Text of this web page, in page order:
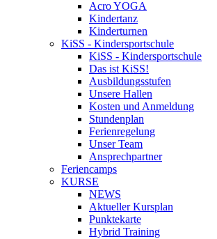
Acro YOGA
Kindertanz
Kinderturnen
KiSS - Kindersportschule
KiSS - Kindersportschule
Das ist KiSS!
Ausbildungsstufen
Unsere Hallen
Kosten und Anmeldung
Stundenplan
Ferienregelung
Unser Team
Ansprechpartner
Feriencamps
KURSE
NEWS
Aktueller Kursplan
Punktekarte
Hybrid Training